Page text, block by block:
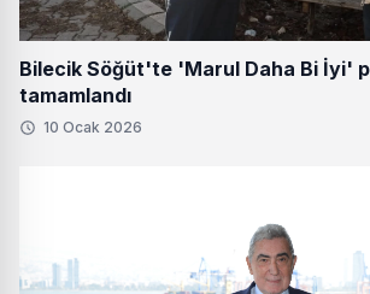
Bilecik Söğüt'te 'Marul Daha Bi İyi'
tamamlandı
10 Ocak 2026